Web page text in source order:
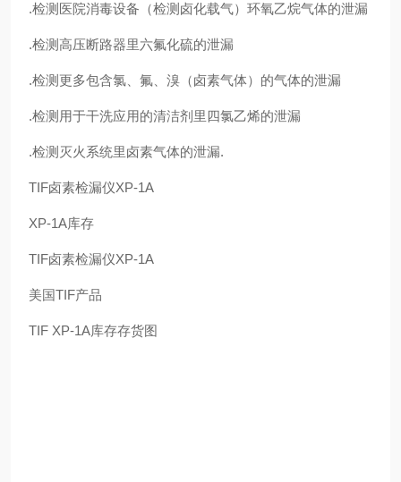
.检测医院消毒设备（检测卤化载气）环氧乙烷气体的泄漏
.检测高压断路器里六氟化硫的泄漏
.检测更多包含氯、氟、溴（卤素气体）的气体的泄漏
.检测用于干洗应用的清洁剂里四氯乙烯的泄漏
.检测灭火系统里卤素气体的泄漏.
TIF卤素检漏仪XP-1A
XP-1A库存
TIF卤素检漏仪XP-1A
美国TIF产品
TIF XP-1A库存存货图